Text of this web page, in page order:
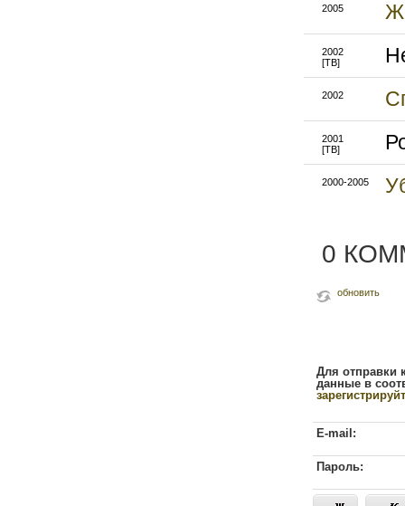
2005
2002
[ТВ]
2002
2001
[ТВ]
2000-2005
0
обновить
Для отправки
данные в
E-mail:
Пароль: